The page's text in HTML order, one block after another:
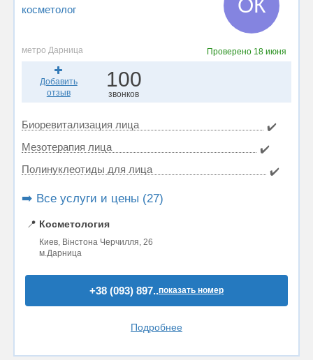
косметолог ОК
метро Дарница Проверено 18 июня
Добавить
отзыв
100
звонков
Биоревитализация лица
✔️
Мезотерапия лица
✔️
Полинуклеотиды для лица
✔️
➡️ Все услуги и цены (27)
📍 Косметология
Киев, Вінстона Черчилля, 26
м.Дарница
+38 (093) 897..показать номер
Подробнее